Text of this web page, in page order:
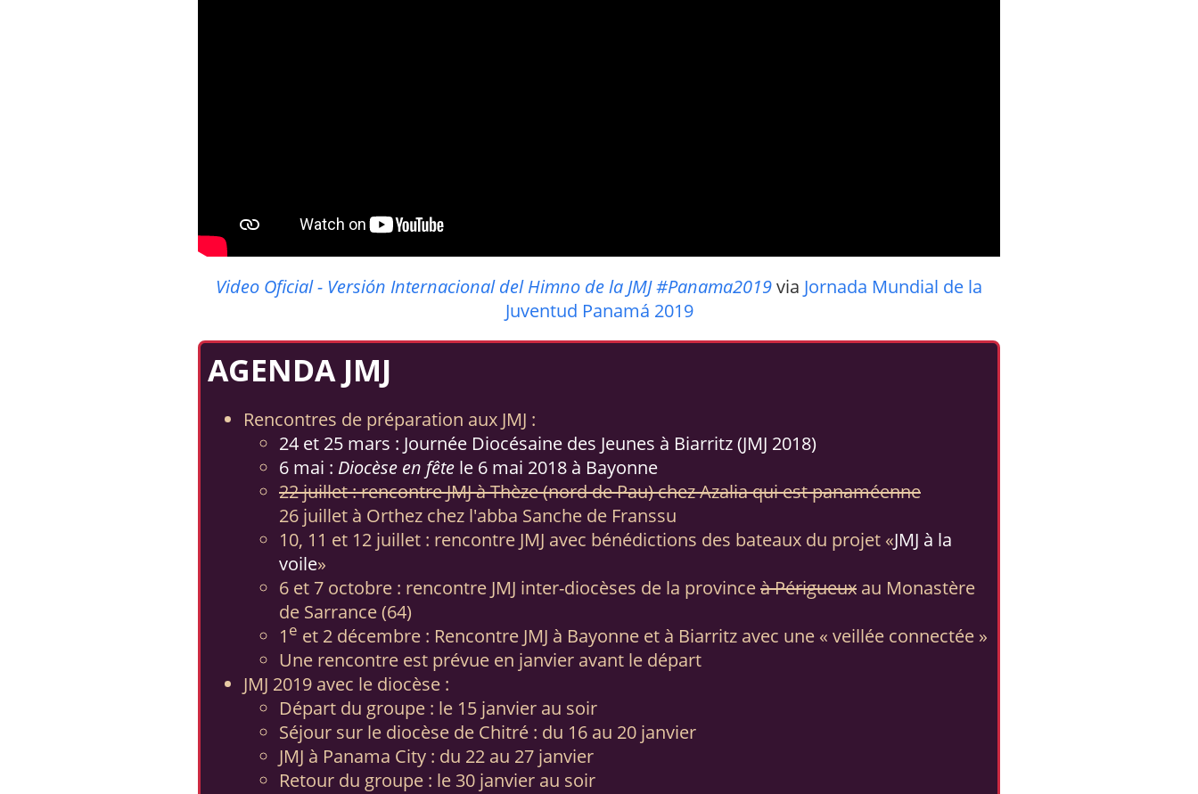
Video Oficial - Versión Internacional del Himno de la JMJ #Panama2019via Jornada Mundial de la
Juventud Panamá 2019
AGENDA JMJ
Rencontres de préparation aux JMJ :
24 et 25 mars : Journée Diocésaine des Jeunes à Biarritz (JMJ 2018)
6 mai : Diocèse en fête le 6 mai 2018 à Bayonne
22 juillet : rencontre JMJ à Thèze (nord de Pau) chez Azalia qui est panaméenne
26 juillet à Orthez chez l'abba Sanche de Franssu
10, 11 et 12 juillet : rencontre JMJ avec bénédictions des bateaux du projet «JMJ à la
voile»
6 et 7 octobre : rencontre JMJ inter-diocèses de la provinceà Périgueux au Monastère
de Sarrance (64)
1 e et 2 décembre : Rencontre JMJ à Bayonne et à Biarritz avec une « veillée connectée »
Une rencontre est prévue en janvier avant le départ
JMJ 2019 avec le diocèse :
Départ du groupe : le 15 janvier au soir
Séjour sur le diocèse de Chitré : du 16 au 20 janvier
JMJ à Panama City : du 22 au 27 janvier
Retour du groupe : le 30 janvier au soir